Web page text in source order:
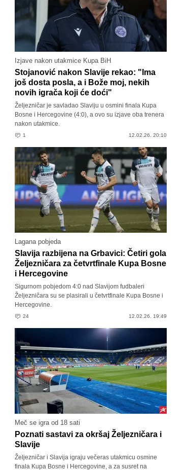
Izjave nakon utakmice Kupa BiH
Stojanović nakon Slavije rekao: "Ima
još dosta posla, a i Bože moj, nekih
novih igrača koji će doći"
Željezničar je savladao Slaviju u osmini finala Kupa
Bosne i Hercegovine (4:0), a ovo su izjave oba trenera
nakon utakmice.
1 12.02.26. 20:10
Lagana pobjeda
Slavija razbijena na Grbavici: Četiri gola
Željezničara za četvrtfinale Kupa Bosne
i Hercegovine
Sigurnom pobjedom 4:0 nad Slavijom fudbaleri
Željezničara su se plasirali u četvrtfinale Kupa Bosne i
Hercegovine.
24 12.02.26. 19:49
Meč se igra od 18 sati
Poznati sastavi za okršaj Željezničara i
Slavije
Željezničar i Slavija igraju večeras utakmicu osmine
finala Kupa Bosne i Hercegovine, a za susret na